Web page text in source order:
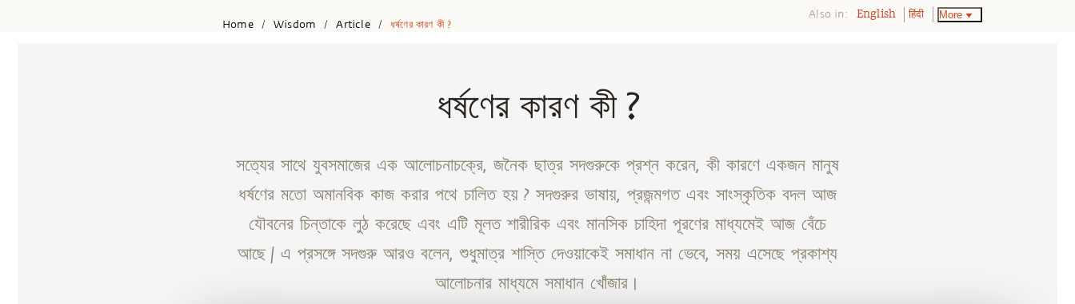
Home / Wisdom / Article / ধর্ষণের কারণ কী ?
Also in: English हिंदी More
ধর্ষণের কারণ কী ?
সত্যের সাথে যুবসমাজের এক আলোচনাচক্রে, জনৈক ছাত্র সদগুরুকে প্রশ্ন করেন, কী কারণে একজন মানুষ
ধর্ষণের মতো অমানবিক কাজ করার পথে চালিত হয় ? সদগুরুর ভাষায়, প্রজন্মগত এবং সাংস্কৃতিক বদল আজ
যৌবনের চিন্তাকে লুঠ করেছে এবং এটি মূলত শারীরিক এবং মানসিক চাহিদা পূরণের মাধ্যমেই আজ বেঁচে
আছে | এ প্রসঙ্গে সদগুরু আরও বলেন, শুধুমাত্র শাস্তি দেওয়াকেই সমাধান না ভেবে, সময় এসেছে প্রকাশ্য
আলোচনার মাধ্যমে সমাধান খোঁজার।